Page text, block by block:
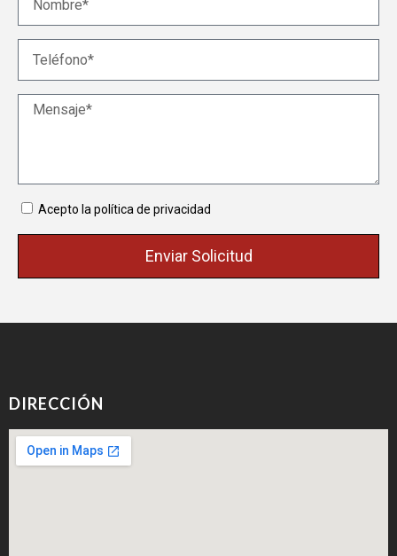
Acepto la política de privacidad
Enviar Solicitud
DIRECCIÓN